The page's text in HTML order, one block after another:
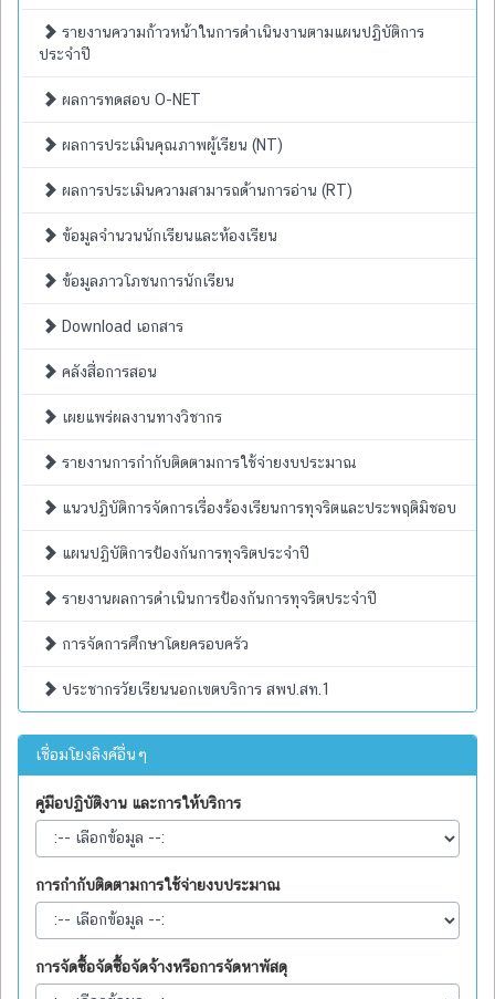
รายงานความก้าวหน้าในการดำเนินงานตามแผนปฏิบัติการ
ประจำปี
ผลการทดสอบ O-NET
ผลการประเมินคุณภาพผู้เรียน (NT)
ผลการประเมินความสามารถด้านการอ่าน (RT)
ข้อมูลจำนวนนักเรียนและห้องเรียน
ข้อมูลภาวโภชนการนักเรียน
Download เอกสาร
คลังสื่อการสอน
เผยแพร่ผลงานทางวิชากร
รายงานการกำกับติดตามการใช้จ่ายงบประมาณ
แนวปฏิบัติการจัดการเรื่องร้องเรียนการทุจริตและประพฤติมิชอบ
แผนปฏิบัติการป้องกันการทุจริตประจำปี
รายงานผลการดำเนินการป้องกันการทุจริตประจำปี
การจัดการศึกษาโดยครอบครัว
ประชากรวัยเรียนนอกเขตบริการ สพป.สท.1
เชื่อมโยงลิงค์อื่นๆ
คู่มือปฏิบัติงาน และการให้บริการ
การกำกับติดตามการใช้จ่ายงบประมาณ
การจัดซื้อจัดซื้อจัดจ้างหรือการจัดหาพัสดุ